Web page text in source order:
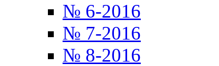
№ 6-2016
№ 7-2016
№ 8-2016